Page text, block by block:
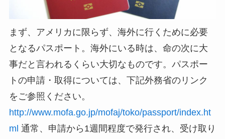
まず、アメリカに限らず、海外に行くために必要
となるパスポート。海外にいる時は、命の次に大
事だと言われるくらい大切なものです。パスポー
トの申請・取得については、下記外務省のリンク
をご参照ください。
http://www.mofa.go.jp/mofaj/toko/passport/index.ht
ml 通常、申請から1週間程度で発行され、受け取り